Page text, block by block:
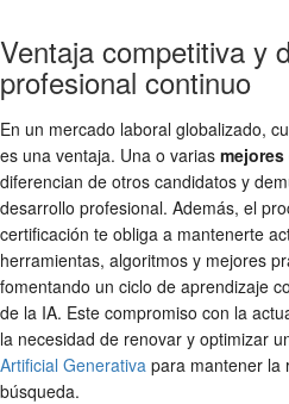
Ventaja competitiva y
profesional continuo
En un mercado laboral globalizado,
es una ventaja. Una o varias
diferencian de otros candidatos y
desarrollo profesional. Además, el
certificación te obliga a mantenerte
herramientas, algoritmos y mejores
fomentando un ciclo de aprendizaje
de la IA. Este compromiso con la
la necesidad de renovar y optimizar
Artificial Generativa para mantener la
búsqueda.